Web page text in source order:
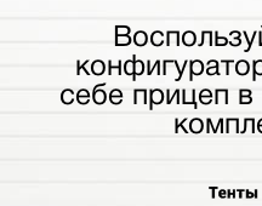
себе прицеп в